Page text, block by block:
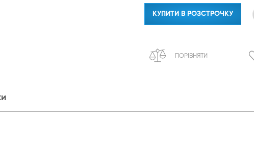
КУПИТИ В РОЗСТРОЧКУ
ПОРІВНЯТИ